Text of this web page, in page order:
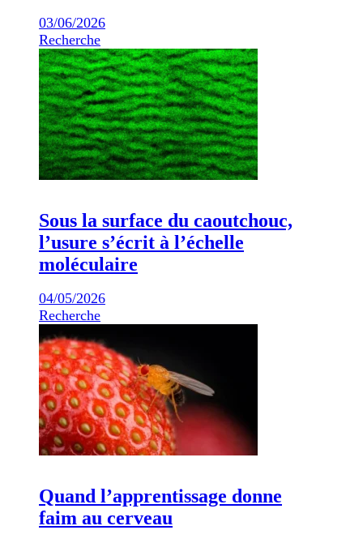
03/06/2026
Recherche
Sous la surface du caoutchouc,
l’usure s’écrit à l’échelle
moléculaire
04/05/2026
Recherche
Quand l’apprentissage donne
faim au cerveau